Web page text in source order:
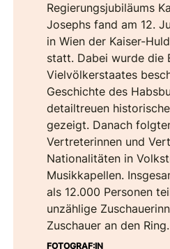
Regierungsjubiläums
Josephs fand am 12.
in Wien der Kaiser-
statt. Dabei wurde die
Vielvölkerstaates
Geschichte des
detailtreuen
gezeigt. Danach
Vertreterinnen und
Nationalitäten in
Musikkapellen.
als 12.000 Personen
unzählige
Zuschauer an den Ring.
FOTOGRAF:IN